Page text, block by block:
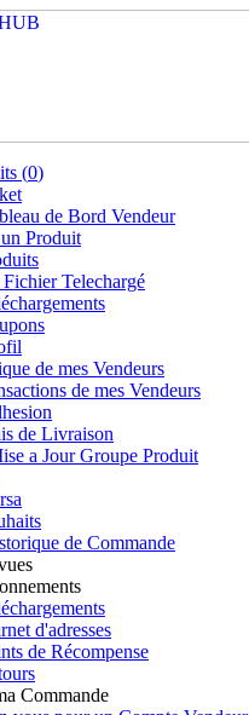
(0)
de Bord Vendeur
Produit
Telechargé
de mes Vendeurs
de mes Vendeurs
de Livraison
a Jour Groupe Produit
de Commande
d'adresses
de Récompense
Commande